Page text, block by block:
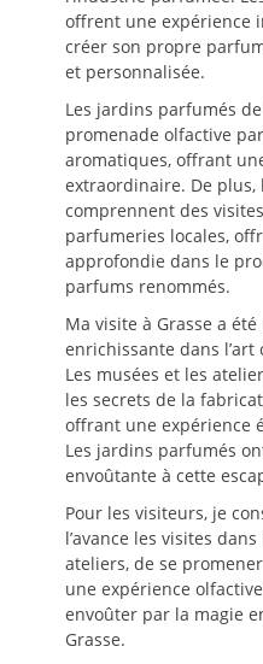
offrent une expérience
créer son propre
et personnalisée.
Les jardins parfumés
promenade olfactive
aromatiques, offrant
extraordinaire. De
comprennent des
parfumeries locales,
approfondie dans le
parfums renommés.
Ma visite à Grasse a
enrichissante dans
Les musées et les
les secrets de la
offrant une expérience
Les jardins parfumés
envoûtante à cette
Pour les visiteurs, je
l’avance les visites
ateliers, de se
une expérience
envoûter par la magie
Grasse.